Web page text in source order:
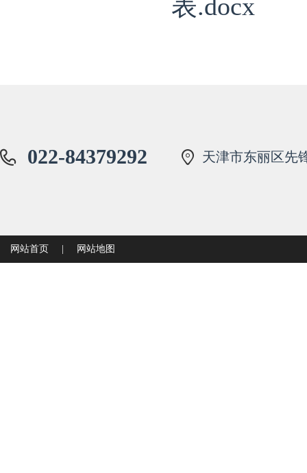
表.docx
022-84379292 天津市东丽区先
网站首页 网站地图